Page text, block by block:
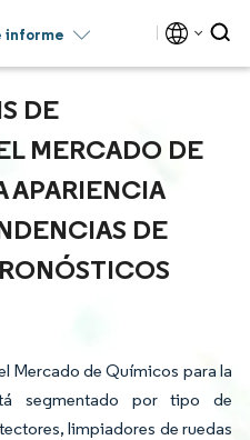
informe
DE
MERCADO DE
APARIENCIA
DE
Mercado de Químicos para la
segmentado por tipo de
limpiadores de ruedas